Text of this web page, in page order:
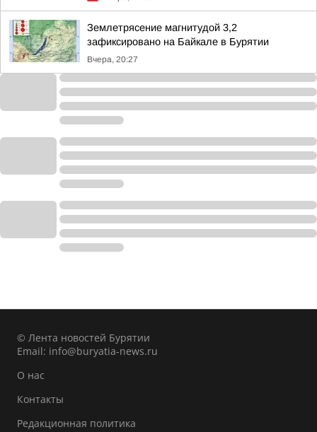
Землетрясение магнитудой 3,2
зафиксировано на Байкале в Бурятии
Вчера, 20:27
© Лента новостей Бурятии
Email: info@buryatia-news.ru
О нас
Контакты
Редакционная политика